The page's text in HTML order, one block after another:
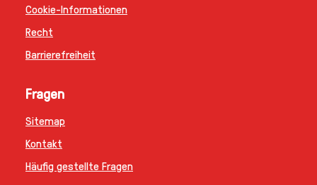
Impressum
Cookie-Informationen
Recht
Fragen
Sitemap
Kontakt